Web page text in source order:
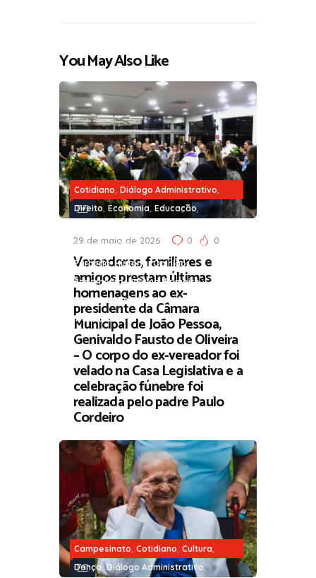
You May Also Like
Cotidiano, Diálogo Administrativo,
Direito, Economia, Educação,
Gentileza Urbana,Governança e
Parceria, História,Opinião,
Parlamento,Política,Primeiro
Emprego,Religião ,Sociedade
Trabalho
29 de maio de 2026 0 0
Vereadores, familiares e
amigos prestam últimas
homenagens ao ex-
presidente da Câmara
Municipal de João Pessoa,
Genivaldo Fausto de Oliveira
– O corpo do ex-vereador foi
velado na Casa Legislativa e a
celebração fúnebre foi
realizada pelo padre Paulo
Cordeiro
Campesinato, Cotidiano, Cultura,
Dança,Diálogo Administrativo,